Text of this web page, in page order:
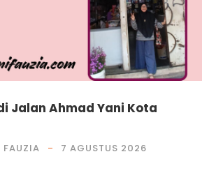
Jalan Ahmad Yani Kota
FAUZIA 7 AGUSTUS 2026